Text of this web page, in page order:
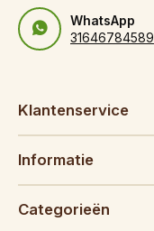
WhatsApp
31646784589
Klantenservice
Informatie
Categorieën